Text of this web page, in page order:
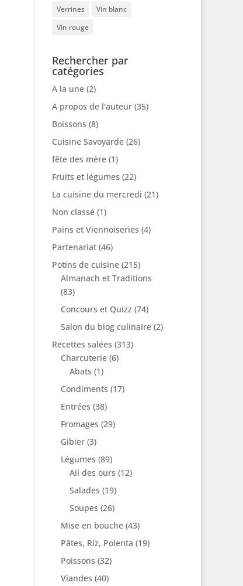
Verrines
Vin blanc
Vin rouge
Rechercher par
catégories
A la une(2)
A propos de l'auteur(35)
Boissons (8)
Cuisine Savoyarde(26)
fête des mère(1)
Fruits et légumes (22)
La cuisine du mercredi (21)
Non classé(1)
Pains et Viennoiseries (4)
Partenariat(46)
Potins de cuisine(215)
Almanach et Traditions
(83)
Concours et Quizz (74)
Salon du blog culinaire(2)
Recettes salées (313)
Charcuterie(6)
Abats (1)
Condiments (17)
Entrées (38)
Fromages (29)
Gibier(3)
Légumes (89)
Ail des ours (12)
Salades (19)
Soupes (26)
Mise en bouche(43)
Pâtes, Riz, Polenta (19)
Poissons (32)
Viandes (40)